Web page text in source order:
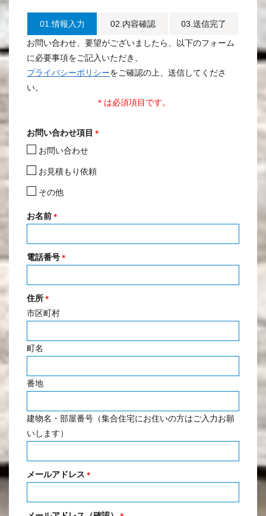
01.情報入力 02.内容確認
03.送信完了
お問い合わせ、要望がございましたら、以下のフォーム
に必要事項をご記入いただき、
プライバシーポリシーをご確認の上、送信してくださ
い。
＊は必須項目です。
お問い合わせ項目 ＊
お問い合わせ
お見積もり依頼
その他
お名前 ＊
電話番号 ＊
住所 ＊
市区町村
町名
番地
建物名・部屋番号（集合住宅にお住いの方はご入力お願
いします）
メールアドレス ＊